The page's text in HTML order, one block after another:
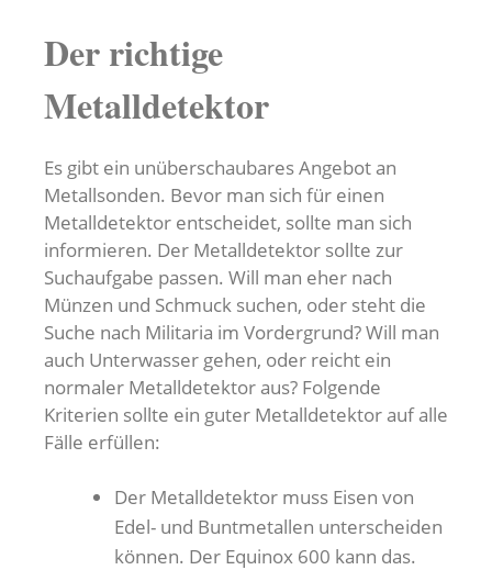
Der richtige
Metalldetektor
Es gibt ein unüberschaubares Angebot an
Metallsonden. Bevor man sich für einen
Metalldetektor entscheidet, sollte man sich
informieren. Der Metalldetektor sollte zur
Suchaufgabe passen. Will man eher nach
Münzen und Schmuck suchen, oder steht die
Suche nach Militaria im Vordergrund? Will man
auch Unterwasser gehen, oder reicht ein
normaler Metalldetektor aus? Folgende
Kriterien sollte ein guter Metalldetektor auf alle
Fälle erfüllen:
Der Metalldetektor muss Eisen von
Edel- und Buntmetallen unterscheiden
können. Der Equinox 600 kann das.